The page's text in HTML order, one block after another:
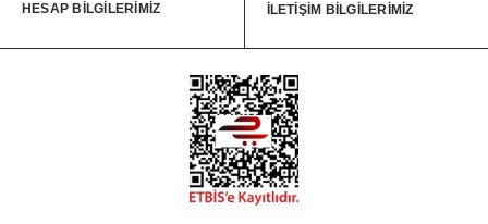
HESAP BİLGİLERİMİZ İLETİŞİM BİLGİLERİMİZ